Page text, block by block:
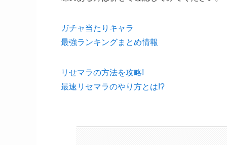
ガチャ当たりキャラ
最強ランキングまとめ情報
リせマラの方法を攻略!
最速リセマラのやり方とは!?